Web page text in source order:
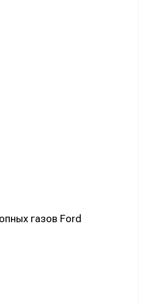
газов Ford